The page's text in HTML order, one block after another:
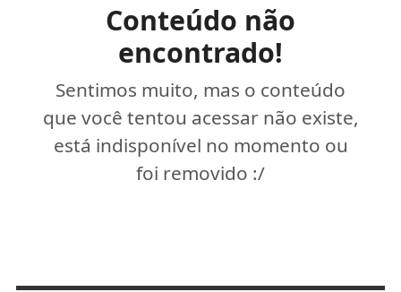
Conteúdo não
encontrado!
Sentimos muito, mas o conteúdo
que você tentou acessar não existe,
está indisponível no momento ou
foi removido :/